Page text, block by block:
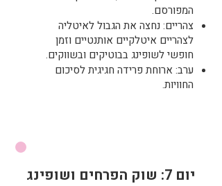
המפורסם.
צהריים: נחצה את הגבול לאיטליה
לצהריים איטלקיים אותנטיים וזמן
חופשי לשופינג בבוטיקים ובשווקים.
ערב: ארוחת פרידה חגיגית לסיכום
החוויות.
יום 7: שוק הפרחים ושופינג